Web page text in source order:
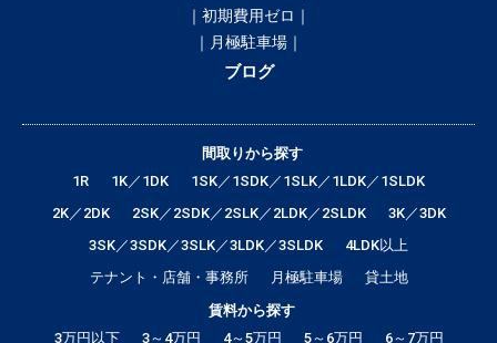
｜初期費用ゼロ｜
｜月極駐車場｜
ブログ
間取りから探す
1R
1K／1DK
1SK／1SDK／1SLK／1LDK／1SLDK
2K／2DK
2SK／2SDK／2SLK／2LDK／2SLDK
3K／3DK
3SK／3SDK／3SLK／3LDK／3SLDK
4LDK以上
テナント・店舗・事務所
月極駐車場
貸土地
賃料から探す
3万円以下
3～4万円 4～5万円 5～6万円 6～7万円